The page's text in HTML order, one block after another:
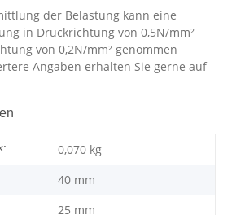
der Belastung kann eine
in Druckrichtung von 0,5N/mm²
von 0,2N/mm² genommen
Angaben erhalten Sie gerne auf
0,070 kg
40 mm
25 mm